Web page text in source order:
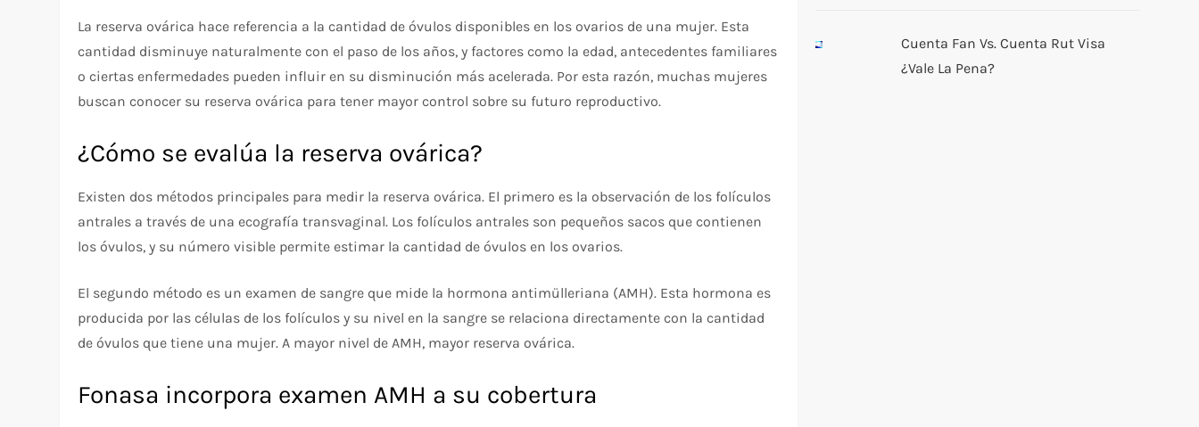
La reserva ovárica hace referencia a la cantidad de óvulos disponibles en los ovarios de una mujer. Esta
cantidad disminuye naturalmente con el paso de los años, y factores como la edad, antecedentes familiares
o ciertas enfermedades pueden influir en su disminución más acelerada. Por esta razón, muchas mujeres
buscan conocer su reserva ovárica para tener mayor control sobre su futuro reproductivo.
¿Cómo se evalúa la reserva ovárica?
Existen dos métodos principales para medir la reserva ovárica. El primero es la observación de los folículos
antrales a través de una ecografía transvaginal. Los folículos antrales son pequeños sacos que contienen
los óvulos, y su número visible permite estimar la cantidad de óvulos en los ovarios.
El segundo método es un examen de sangre que mide la hormona antimülleriana (AMH). Esta hormona es
producida por las células de los folículos y su nivel en la sangre se relaciona directamente con la cantidad
de óvulos que tiene una mujer. A mayor nivel de AMH, mayor reserva ovárica.
Fonasa incorpora examen AMH a su cobertura
Cuenta Fan Vs. Cuenta Rut Visa
¿Vale La Pena?